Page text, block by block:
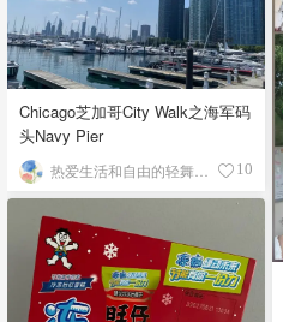
Chicago芝加哥City Walk之海军码
头Navy Pier
10